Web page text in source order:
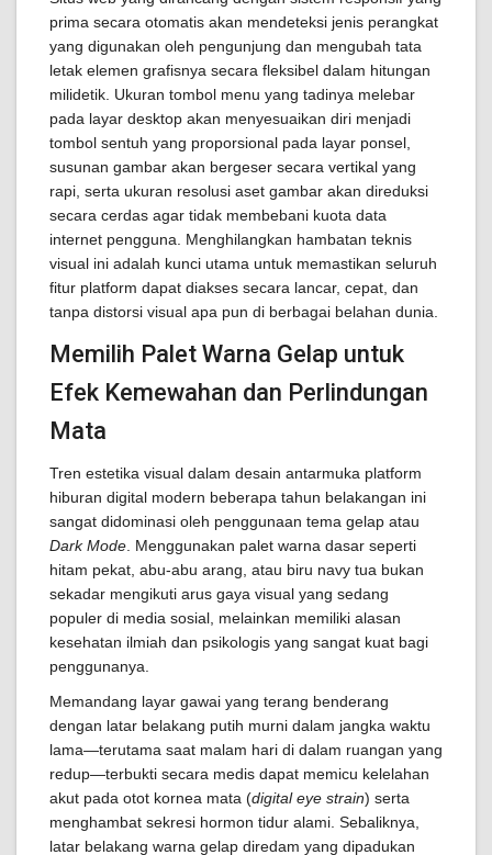
prima secara otomatis akan mendeteksi jenis perangkat
yang digunakan oleh pengunjung dan mengubah tata
letak elemen grafisnya secara fleksibel dalam hitungan
milidetik. Ukuran tombol menu yang tadinya melebar
pada layar desktop akan menyesuaikan diri menjadi
tombol sentuh yang proporsional pada layar ponsel,
susunan gambar akan bergeser secara vertikal yang
rapi, serta ukuran resolusi aset gambar akan direduksi
secara cerdas agar tidak membebani kuota data
internet pengguna. Menghilangkan hambatan teknis
visual ini adalah kunci utama untuk memastikan seluruh
fitur platform dapat diakses secara lancar, cepat, dan
tanpa distorsi visual apa pun di berbagai belahan dunia.
Memilih Palet Warna Gelap untuk
Efek Kemewahan dan Perlindungan
Mata
Tren estetika visual dalam desain antarmuka platform
hiburan digital modern beberapa tahun belakangan ini
sangat didominasi oleh penggunaan tema gelap atau
Dark Mode . Menggunakan palet warna dasar seperti
hitam pekat, abu-abu arang, atau biru navy tua bukan
sekadar mengikuti arus gaya visual yang sedang
populer di media sosial, melainkan memiliki alasan
kesehatan ilmiah dan psikologis yang sangat kuat bagi
penggunanya.
Memandang layar gawai yang terang benderang
dengan latar belakang putih murni dalam jangka waktu
lama—terutama saat malam hari di dalam ruangan yang
redup—terbukti secara medis dapat memicu kelelahan
akut pada otot kornea mata (digital eye strain) serta
menghambat sekresi hormon tidur alami. Sebaliknya,
latar belakang warna gelap diredam yang dipadukan